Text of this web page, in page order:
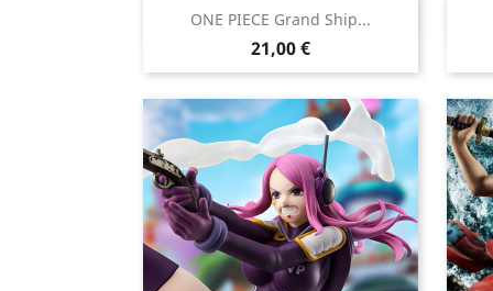
ONE PIECE Grand Ship...
Prix
21,00 €
Aperçu rapide